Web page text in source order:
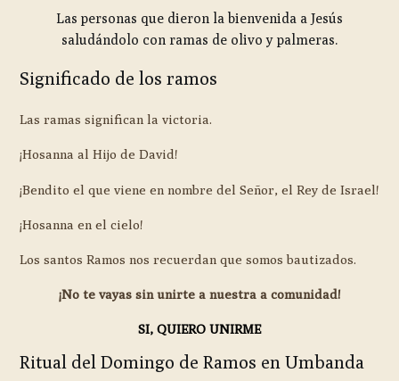
Las personas que dieron la bienvenida a Jesús
saludándolo con ramas de olivo y palmeras.
Significado de los ramos
Las ramas significan la victoria.
¡Hosanna al Hijo de David!
¡Bendito el que viene en nombre del Señor, el Rey de Israel!
¡Hosanna en el cielo!
Los santos Ramos nos recuerdan que somos bautizados.
¡No te vayas sin unirte a nuestra a comunidad!
SI, QUIERO UNIRME
Ritual del Domingo de Ramos en Umbanda